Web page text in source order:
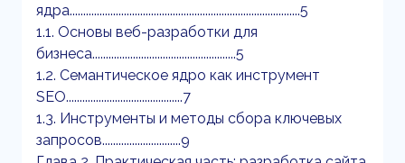
ядра.....................................................................................5
1.1. Основы веб-разработки для
бизнеса.....................................................5
1.2. Семантическое ядро как инструмент
SEO...........................................7
1.3. Инструменты и методы сбора ключевых
запросов.............................9